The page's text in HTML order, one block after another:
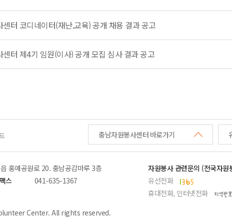
터 코디네이터(재난,교육) 공개 채용 결과 공고
터 제4기 임원(이사) 공개 모집 심사 결과 공고
충남자원봉사센터 바로가기
홍예공원로 20. 충남공감마루 3층
팩스
041-635-1367
자원봉사 관련문의 (전국자원
유선전화
휴대전화, 인터넷전화
Center. All rights reserved.